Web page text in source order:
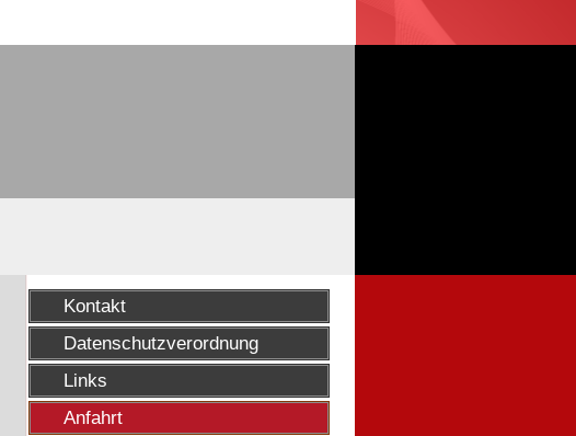
Kontakt
Datenschutzverordnung
Links
Anfahrt